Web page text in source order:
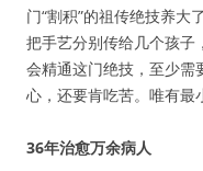
门“割积”的祖传绝技养大
把手艺分别传给几个孩子
会精通这门绝技，至少需
心，还要肯吃苦。唯有最
36年治愈万余病人